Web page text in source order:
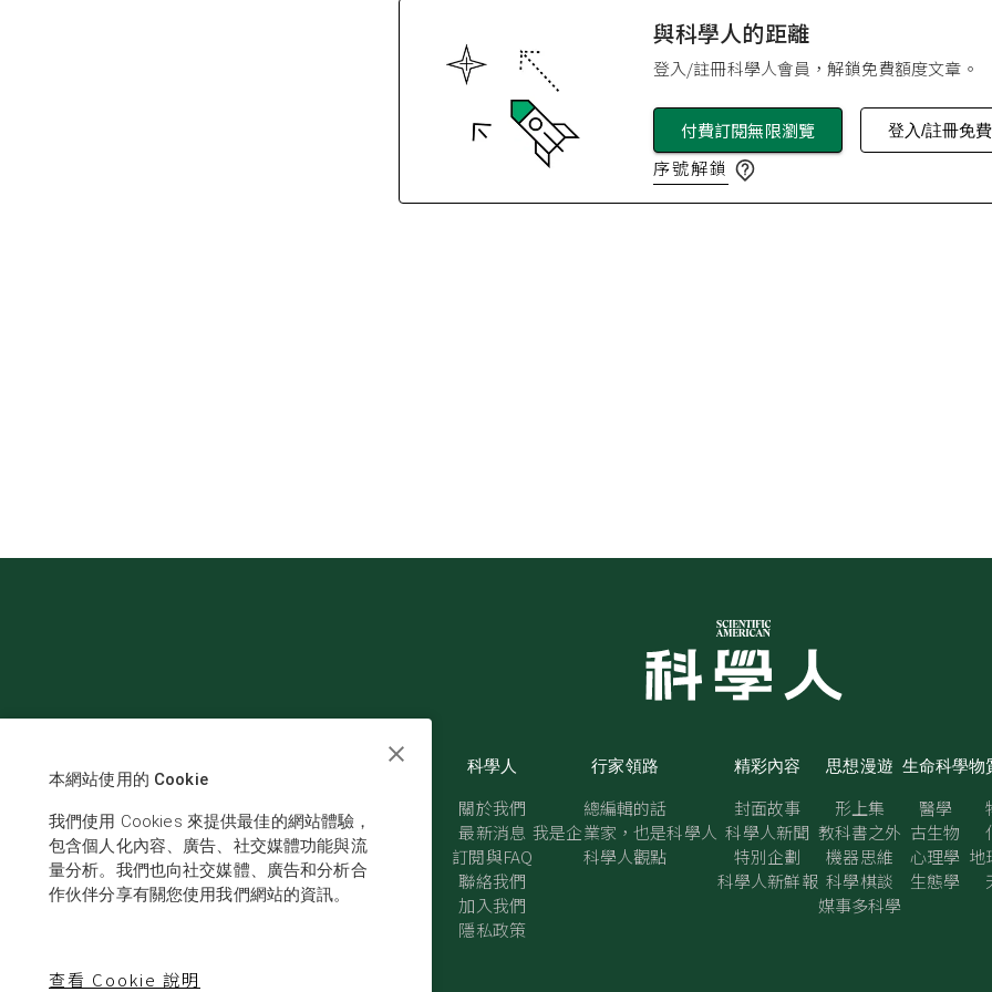
與科學人的距離
登入/註冊科學人會員，解鎖免費額度文章。
付費訂閱無限瀏覽 登入/註冊免
序號解鎖
科學人
關於我們
最新消息
訂閱與FAQ
聯絡我們
加入我們
隱私政策
行家領路
總編輯的話
我是企業家，也是科學人
科學人觀點
精彩內容
封面故事
科學人新聞
特別企劃
科學人新鮮報
思想漫遊
形上集
教科書之外
機器思維
科學棋談
媒事多科學
生命科學
醫學
古生物
心理學
生態學
物
地
本網站使用的 Cookie
我們使用 Cookies 來提供最佳的網站體驗，
包含個人化內容、廣告、社交媒體功能與流
量分析。我們也向社交媒體、廣告和分析合
作伙伴分享有關您使用我們網站的資訊。
查看 Cookie 說明